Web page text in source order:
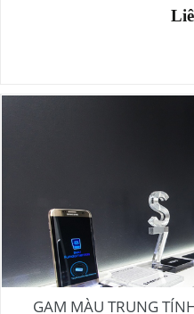
GAM MÀU TRUNG